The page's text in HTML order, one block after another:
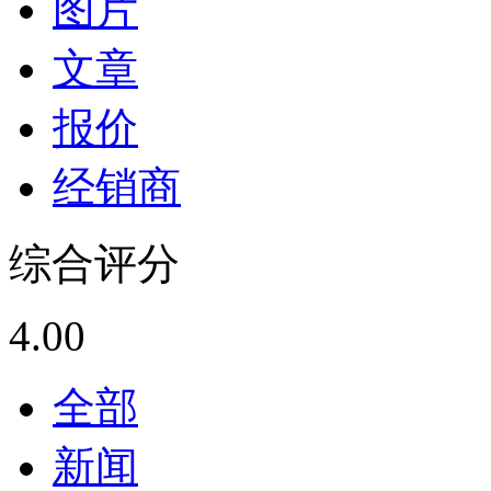
图片
文章
报价
经销商
综合评分
4.00
全部
新闻